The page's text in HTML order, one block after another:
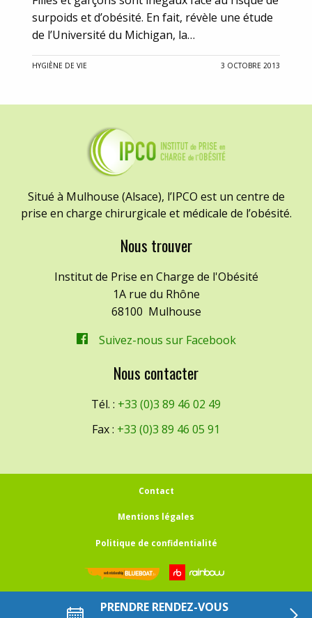
surpoids et d’obésité. En fait, révèle une étude
de l’Université du Michigan, la…
HYGIÈNE DE VIE 3 OCTOBRE 2013
PRENDRE RENDEZ-VOUS
Situé à Mulhouse (Alsace), l’IPCO est un centre de
prise en charge chirurgicale et médicale de l’obésité.
Nous trouver
Institut de Prise en Charge de l'Obésité
1A rue du Rhône
68100 Mulhouse
Suivez-nous sur Facebook
Nous contacter
Tél. : +33 (0)3 89 46 02 49
Fax : +33 (0)3 89 46 05 91
Contact
Mentions légales
Politique de confidentialité